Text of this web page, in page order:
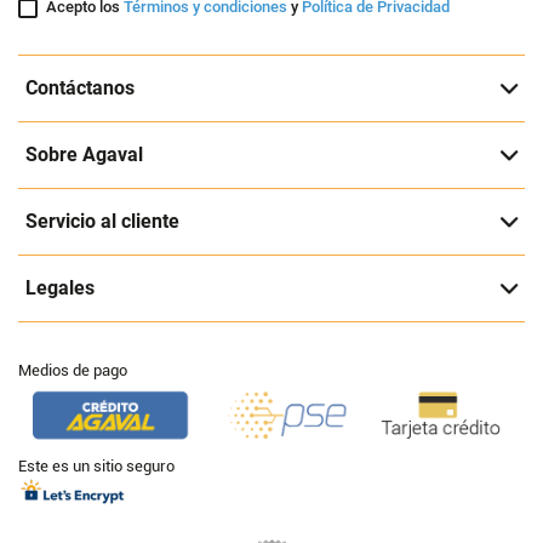
Acepto losTérminos y condiciones y Política de Privacidad
Contáctanos
Sobre Agaval
Servicio al cliente
Legales
Medios de pago
Este es un sitio seguro